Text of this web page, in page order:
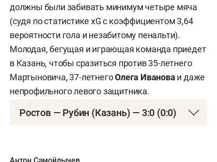
должны были забивать минимум четыре мяча
(судя по статистике xG с коэффициентом 3,64
вероятности гола и незабитому пенальти).
Молодая, бегущая и играющая команда приедет
в Казань, чтобы сразиться против 35-летнего
Мартыновича, 37-летнегоОлега Иванова и даже
непрофильного левого защитника.
Ростов — Рубин (Казань) — 3:0 (0:0)
12 августа. «Ростов Арена»